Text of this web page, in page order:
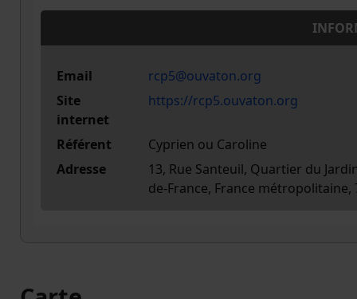
Email
rcp5@ouvaton.org
Site
internet
https://rcp5.ouvaton.org
Référent
Cyprien ou Caroline
Adresse
13, Rue Santeuil, Quartier du
de-France, France métropolitaine,